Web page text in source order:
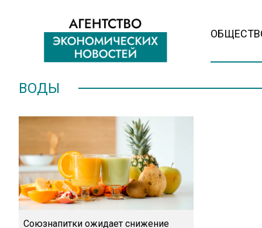
ВОДЫ
Союзнапитки ожидает снижение